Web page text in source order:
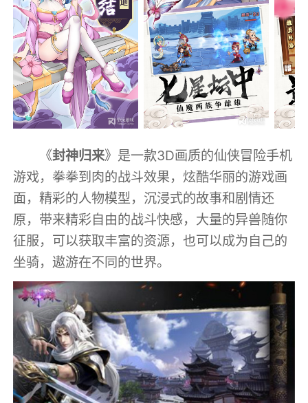
《封神归来》是一款3D画质的仙侠冒险手机
游戏，拳拳到肉的战斗效果，炫酷华丽的游戏画
面，精彩的人物模型，沉浸式的故事和剧情还
原，带来精彩自由的战斗快感，大量的异兽随你
征服，可以获取丰富的资源，也可以成为自己的
坐骑，遨游在不同的世界。